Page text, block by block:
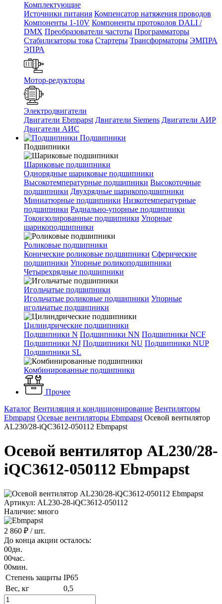
Комплектующие
Источники питания Компенсатор натяжения проводов
Компоненты 1-10V Компоненты протоколов DALI /
DMX Преобразователи частоты Программаторы
Стабилизаторы тока Стартеры Трансформаторы ЭМПРА
ЭПРА
Мотор-редукторы
Электродвигатели
Двигатели Ebmpapst Двигатели Siemens Двигатели АИР
Двигатели АИС
Подшипники
Подшипники
Шариковые подшипники
Однорядные шариковые подшипники
Высокотемпературные подшипники Высокоточные
подшипники Двухрядные шарикоподшипники
Миниатюрные подшипники Низкотемпературные
подшипники Радиально-упорные подшипники
Токоизолированные подшипники Упорные
шарикоподшипники
Роликовые подшипники
Конические роликовые подшипники Сферические
подшипники Упорные роликоподшипники
Четырехрядные подшипники
Игольчатые подшипники
Игольчатые роликовые подшипники Упорные
игольчатые подшипники
Цилиндрические подшипники
Подшипники N Подшипники NN Подшипники NCF
Подшипники NJ Подшипники NU Подшипники NUP
Подшипники SL
Комбинированные подшипники
Прочее
Каталог Вентиляция и кондиционирование Вентиляторы
Ebmpapst Осевые вентиляторы Ebmpapst Осевой вентилятор
AL230/28-iQC3612-050112 Ebmpapst
Осевой вентилятор AL230/28-
iQC3612-050112 Ebmpapst
Артикул: AL230-28-iQC3612-050112
Наличие: много
2 860 ₽ / шт.
До конца акции осталось:
00дн.
00час.
00мин.
Степень защиты IP65
Вес, кг
0,5